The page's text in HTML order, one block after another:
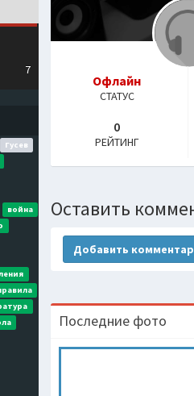
7
Гусев
война
Офлайн
СТАТУС
0
РЕЙТИНГ
Оставить
Добавить
Последние фото